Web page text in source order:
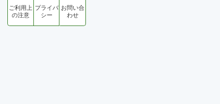
ご利用上
の注意
プライバ
シー
お問い合
わせ